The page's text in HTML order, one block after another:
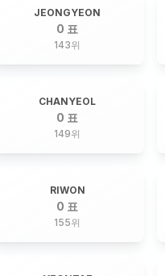
JEONGYEON
0 표
143위
CHANYEOL
0 표
149위
RIWON
0 표
155위